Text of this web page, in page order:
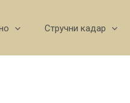
Стручни кадар